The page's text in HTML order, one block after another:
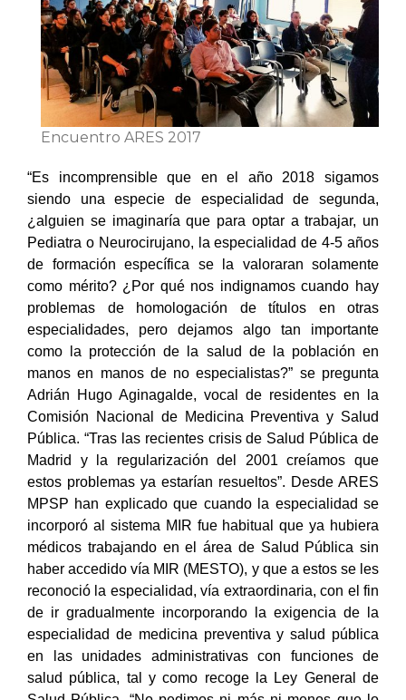
Encuentro ARES 2017
“Es incomprensible que en el año 2018 sigamos
siendo una especie de especialidad de segunda,
¿alguien se imaginaría que para optar a trabajar, un
Pediatra o Neurocirujano, la especialidad de 4-5 años
de formación específica se la valoraran solamente
como mérito? ¿Por qué nos indignamos cuando hay
problemas de homologación de títulos en otras
especialidades, pero dejamos algo tan importante
como la protección de la salud de la población en
manos en manos de no especialistas?” se pregunta
Adrián Hugo Aginagalde, vocal de residentes en la
Comisión Nacional de Medicina Preventiva y Salud
Pública. “Tras las recientes crisis de Salud Pública de
Madrid y la regularización del 2001 creíamos que
estos problemas ya estarían resueltos”. Desde ARES
MPSP han explicado que cuando la especialidad se
incorporó al sistema MIR fue habitual que ya hubiera
médicos trabajando en el área de Salud Pública sin
haber accedido vía MIR (MESTO), y que a estos se les
reconoció la especialidad, vía extraordinaria, con el fin
de ir gradualmente incorporando la exigencia de la
especialidad de medicina preventiva y salud pública
en las unidades administrativas con funciones de
salud pública, tal y como recoge la Ley General de